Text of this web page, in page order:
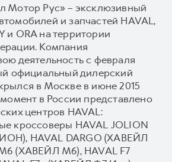
Мотор Рус» – эксклюзивный
и запчастей HAVAL,
и ORA на территории
Компания
деятельность с февраля
официальный дилерский
в Москве в июне 2015
в России представлено
центров HAVAL:
кроссоверы HAVAL JOLION
HAVAL DARGO (ХАВЕЙЛ
(ХАВЕЙЛ M6), HAVAL F7